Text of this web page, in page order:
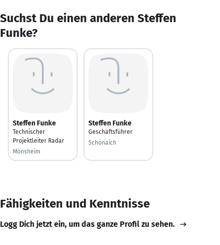
Suchst Du einen anderen Steffen
Funke?
Steffen Funke
Technischer
Projektleiter Radar
Mönsheim
Steffen Funke
Geschäftsführer
Schönaich
Fähigkeiten und Kenntnisse
Logg Dich jetzt ein, um das ganze Profil zu sehen.